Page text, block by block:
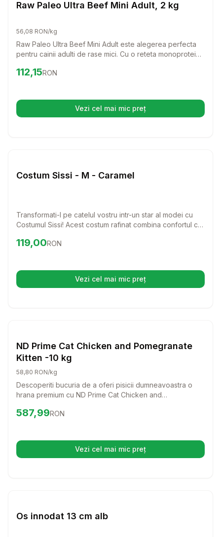
Raw Paleo Ultra Beef Mini Adult, 2 kg
56,08 RON/kg
Raw Paleo Ultra Beef Mini Adult este alegerea perfecta
pentru cainii adulti de rase mici. Cu o reteta monoproteica
asigura o alimentatie echilibrata si delicios de sanatoasa
Preț:112.15
112,15RON
Vezi cel mai mic preț(se deschide într-o filă nouă)
Costum Sissi - M - Caramel
Transformati-l pe catelul vostru intr-un star al modei cu
Costumul Sissi! Acest costum rafinat combina confortul cu
Preț:119.00
119,00RON
Vezi cel mai mic preț(se deschide într-o filă nouă)
ND Prime Cat Chicken and Pomegranate
Kitten -10 kg
58,80 RON/kg
Descoperiti bucuria de a oferi pisicii dumneavoastra o
hrana premium cu ND Prime Cat Chicken and
in carne proaspata de pui si ingrediente nutritive, va
Preț: 587.99 RON
587,99RON
Vezi cel mai mic preț(se deschide într-o filă nouă)
Os innodat 13 cm alb